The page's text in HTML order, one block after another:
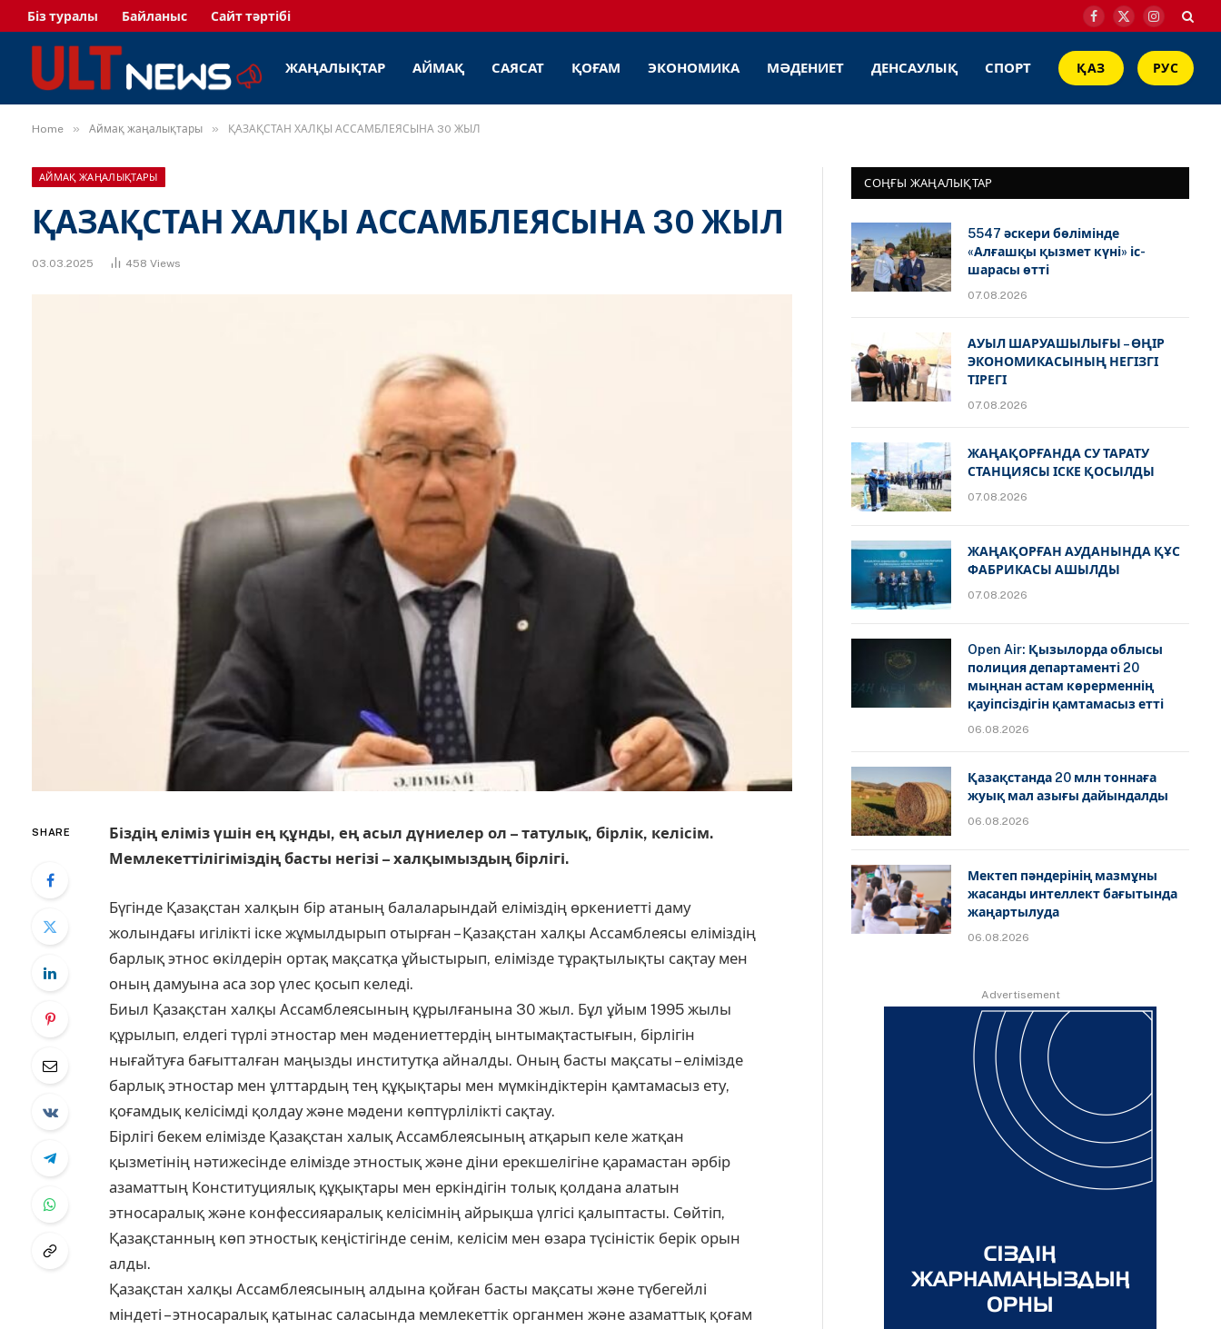
Біз туралы Байланыс Сайт тәртібі
Facebook
X
Instagram
ЖАҢАЛЫҚТАР АЙМАҚ САЯСАТ ҚОҒАМ ЭКОНОМИКА МӘДЕНИЕТ ДЕНСАУЛЫҚ СПОРТ ҚАЗ РУС
Home » Аймақ жаңалықтары » ҚАЗАҚСТАН ХАЛҚЫ АССАМБЛЕЯСЫНА 30 ЖЫЛ
АЙМАҚ ЖАҢАЛЫҚТАРЫ
ҚАЗАҚСТАН ХАЛҚЫ АССАМБЛЕЯСЫНА 30 ЖЫЛ
03.03.2025 458 Views
SHARE
Біздің еліміз үшін ең құнды, ең асыл дүниелер ол – татулық, бірлік, келісім.
Мемлекеттілігіміздің басты негізі – халқымыздың бірлігі.
Бүгінде Қазақстан халқын бір атаның балаларындай еліміздің өркениетті даму
жолындағы игілікті іске жұмылдырып отырған – Қазақстан халқы Ассамблеясы еліміздің
барлық этнос өкілдерін ортақ мақсатқа ұйыстырып, елімізде тұрақтылықты сақтау мен
оның дамуына аса зор үлес қосып келеді.
Биыл Қазақстан халқы Ассамблеясының құрылғанына 30 жыл. Бұл ұйым 1995 жылы
құрылып, елдегі түрлі этностар мен мәдениеттердің ынтымақтастығын, бірлігін
нығайтуға бағытталған маңызды институтқа айналды. Оның басты мақсаты – елімізде
барлық этностар мен ұлттардың тең құқықтары мен мүмкіндіктерін қамтамасыз ету,
қоғамдық келісімді қолдау және мәдени көптүрлілікті сақтау.
Бірлігі бекем елімізде Қазақстан халық Ассамблеясының атқарып келе жатқан
қызметінің нәтижесінде елімізде этностық және діни ерекшелігіне қарамастан әрбір
азаматтың Конституциялық құқықтары мен еркіндігін толық қолдана алатын
этносаралық және конфессияаралық келісімнің айрықша үлгісі қалыптасты. Сөйтіп,
Қазақстанның көп этностық кеңістігінде сенім, келісім мен өзара түсіністік берік орын
алды.
Қазақстан халқы Ассамблеясының алдына қойған басты мақсаты және түбегейлі
міндеті – этносаралық қатынас саласында мемлекеттік органмен және азаматтық қоғам
СОҢҒЫ ЖАҢАЛЫҚТАР
5547 әскери бөлімінде
«Алғашқы қызмет күні» іс-
шарасы өтті
07.08.2026
АУЫЛ ШАРУАШЫЛЫҒЫ – ӨҢІР
ЭКОНОМИКАСЫНЫҢ НЕГІЗГІ
ТІРЕГІ
07.08.2026
ЖАҢАҚОРҒАНДА СУ ТАРАТУ
СТАНЦИЯСЫ ІСКЕ ҚОСЫЛДЫ
07.08.2026
ЖАҢАҚОРҒАН АУДАНЫНДА ҚҰС
ФАБРИКАСЫ АШЫЛДЫ
07.08.2026
Open Air: Қызылорда облысы
полиция департаменті 20
мыңнан астам көрерменнің
қауіпсіздігін қамтамасыз етті
06.08.2026
Қазақстанда 20 млн тоннаға
жуық мал азығы дайындалды
06.08.2026
Мектеп пәндерінің мазмұны
жасанды интеллект бағытында
жаңартылуда
06.08.2026
Advertisement